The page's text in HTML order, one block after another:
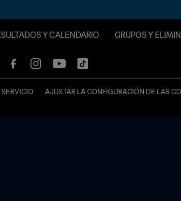
Y CALENDARIO GRUPOS Y
AJUSTAR LA CONFIGURACIÓN DE LAS